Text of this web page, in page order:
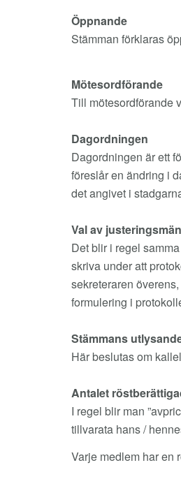
Öppnande
Stämman förklaras
Mötesordförande
Till mötesordförande
Dagordningen
Dagordningen är ett
föreslår en ändring i
det angivet i
Val av
Det blir i regel
skriva under att
sekreteraren
formulering i
Stämmans
Här beslutas om
Antalet
I regel blir man
tillvarata hans /
Varje medlem har en